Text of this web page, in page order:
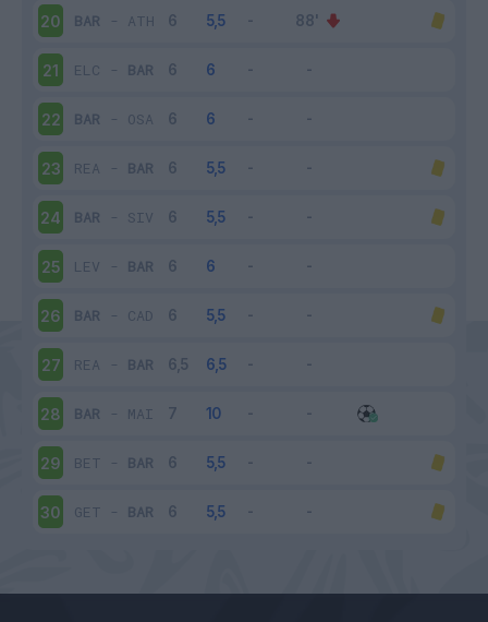
20 BAR - ATH
21 ELC - BAR
22 BAR - OSA
23 REA - BAR
24 BAR - SIV
25 LEV - BAR
26 BAR - CAD
27 REA - BAR
28 BAR - MAI
29 BET - BAR
30 GET - BAR